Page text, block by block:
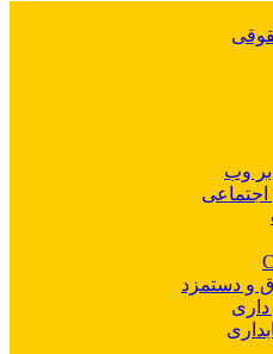
بر وب
اجتماعی
و دستمزد
داری